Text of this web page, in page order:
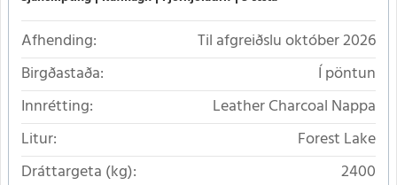
Afhending:
Til afgreiðslu október 2026
Birgðastaða:
Í pöntun
Innrétting:
Leather Charcoal Nappa
Litur:
Forest Lake
Dráttargeta (kg):
2400